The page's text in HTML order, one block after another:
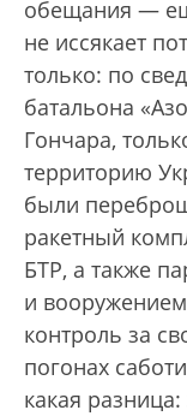
обещания —
не иссякает
только: по
батальона
Гончара,
территорию
были
ракетный
БТР, а также
и
контроль за
погонах
какая